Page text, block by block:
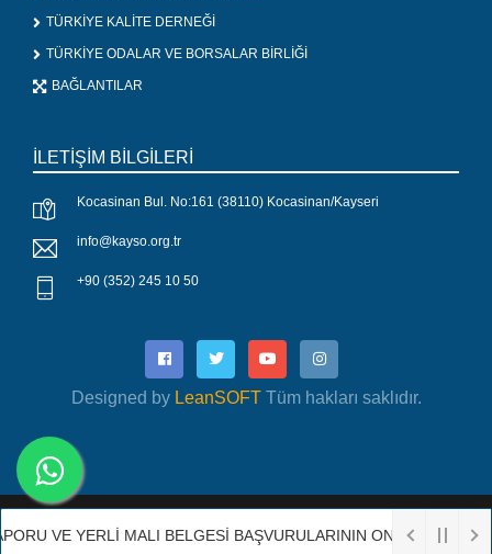
VE YERLİ MALI BELGESİ BAŞVURULARININ ONLİNE
TÜRKİYE KALİTE DERNEĞİ
TÜRKİYE ODALAR VE BORSALAR BİRLİĞİ
BAĞLANTILAR
İLETİŞİM BİLGİLERİ
Kocasinan Bul. No:161 (38110) Kocasinan/Kayseri
info@kayso.org.tr
+90 (352) 245 10 50
Designed by LeanSOFTTüm hakları saklıdır.
saklıdır.